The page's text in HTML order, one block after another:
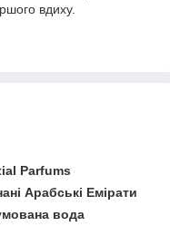
вдиху.
Parfums
Арабські Емірати
вода